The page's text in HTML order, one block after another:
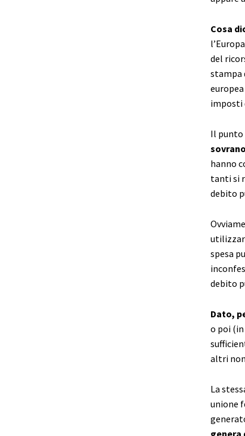
Cosa
del
stampa
imposti
Il punto
hanno
tanti si
debito
spesa
debito
Dato,
o poi
altri
La
unione
genera